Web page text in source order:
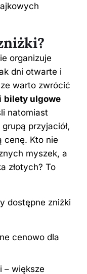
organizuje
dni otwarte i
warto zwrócić
bilety ulgowe
natomiast
przyjaciół,
cenę. Kto nie
myszek, a
złotych? To
dostępne zniżki
cenowo dla
– większe